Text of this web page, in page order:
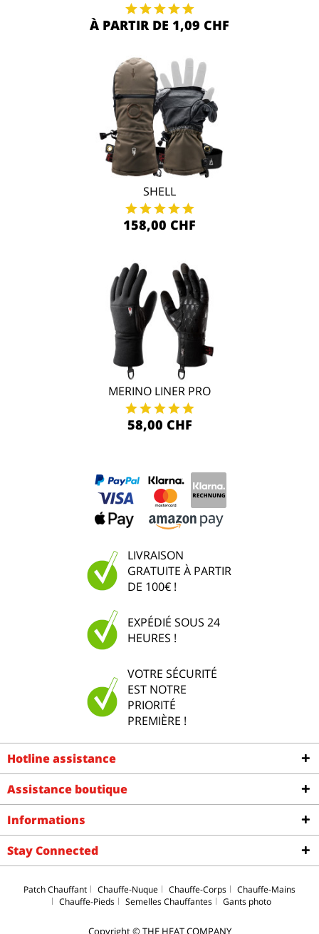
À PARTIR DE 1,09 CHF
SHELL
158,00 CHF
MERINO LINER PRO
58,00 CHF
LIVRAISON
GRATUITE À PARTIR
DE 100€ !
EXPÉDIÉ SOUS 24
HEURES !
VOTRE SÉCURITÉ
EST NOTRE
PRIORITÉ
PREMIÈRE !
Hotline assistance
Assistance boutique
Informations
Stay Connected
Patch Chauffant Chauffe-Nuque Chauffe-Corps
Chauffe-Mains
Chauffe-Pieds
Semelles Chauffantes Gants photo
Copyright © THE HEAT COMPANY